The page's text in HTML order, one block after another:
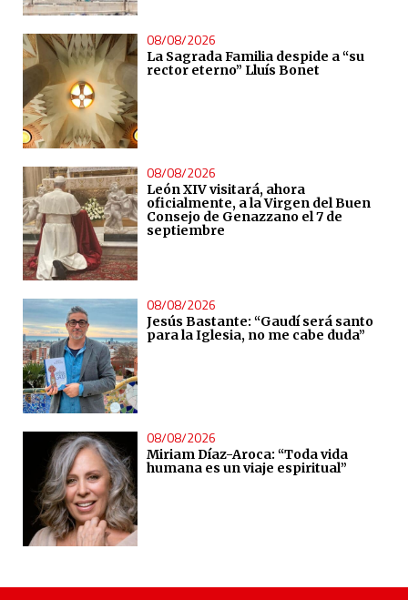
08/08/2026
La Sagrada Familia despide a “su
rector eterno” Lluís Bonet
08/08/2026
León XIV visitará, ahora
oficialmente, a la Virgen del Buen
Consejo de Genazzano el 7 de
septiembre
08/08/2026
Jesús Bastante: “Gaudí será santo
para la Iglesia, no me cabe duda”
08/08/2026
Miriam Díaz-Aroca: “Toda vida
humana es un viaje espiritual”